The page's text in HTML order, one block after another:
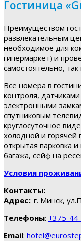
Гостиница
Преимуществом
развлекательным
необходимое для
гипермаркет) и
самостоятельно,
Все номера в
контроля,
электронными
спутниковым
круглосуточное
холодной и горячей
открытая парковка
багажа, сейф на
Условия
Контакты:
Адрес:: г. Минск,
Телефоны: +375-
Email: